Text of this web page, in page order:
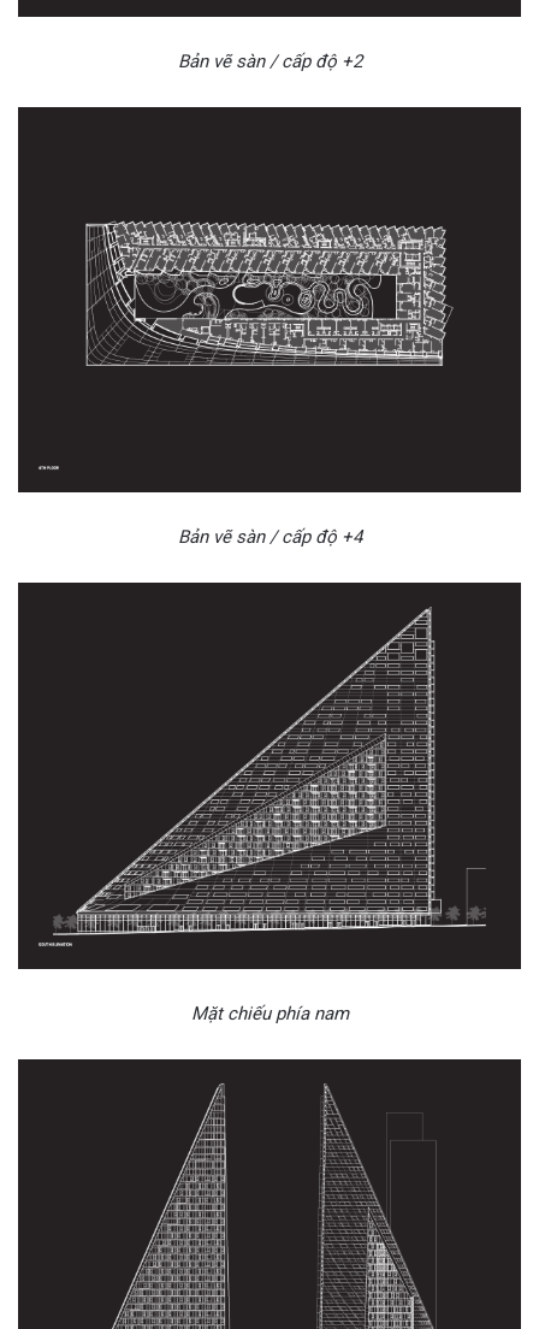
Bản vẽ sàn / cấp độ +2
Bản vẽ sàn / cấp độ +4
Mặt chiếu phía nam